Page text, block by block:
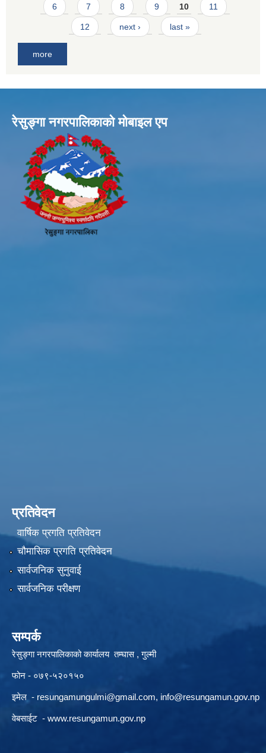
6 7 8 9 10 11
12 next › last »
more
रेसुङ्गा नगरपालिकाकाे माेबाइल एप
प्रतिवेदन
वार्षिक प्रगति प्रतिवेदन
चौमासिक प्रगति प्रतिवेदन
सार्वजनिक सुनुवाई
सार्वजनिक परीक्षण
सम्पर्क
रेसुङ्गा नगरपालिकाको कार्यालय तम्घास , गुल्मी
फोन - ०७९-५२०१५०
इमेल - resungamungulmi@gmail.com, info@resungamun.gov.np
वेबसाईट - www.resungamun.gov.np